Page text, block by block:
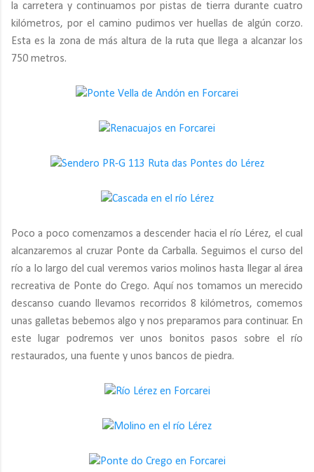
la carretera y continuamos por pistas de tierra durante cuatro
kilómetros, por el camino pudimos ver huellas de algún corzo.
Esta es la zona de más altura de la ruta que llega a alcanzar los
750 metros.
Poco a poco comenzamos a descender hacia el río Lérez, el cual
alcanzaremos al cruzar Ponte da Carballa. Seguimos el curso del
río a lo largo del cual veremos varios molinos hasta llegar al área
recreativa de Ponte do Crego. Aquí nos tomamos un merecido
descanso cuando llevamos recorridos 8 kilómetros, comemos
unas galletas bebemos algo y nos preparamos para continuar. En
este lugar podremos ver unos bonitos pasos sobre el río
restaurados, una fuente y unos bancos de piedra.